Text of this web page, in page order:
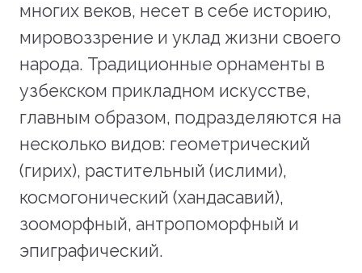
многих веков, несет в себе историю,
мировоззрение и уклад жизни своего
народа. Традиционные орнаменты в
узбекском прикладном искусстве,
главным образом, подразделяются на
несколько видов: геометрический
(гирих), растительный (ислими),
космогонический (хандасавий),
зооморфный, антропоморфный и
эпиграфический.